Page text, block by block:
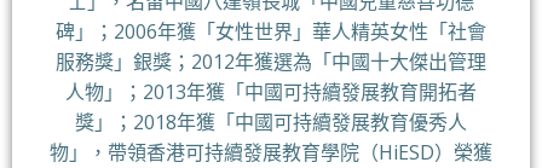
碑」；2006年獲「女性世界」華人精英女性「社會
服務獎」銀獎；2012年獲選為「中國十大傑出管理
人物」；2013年獲「中國可持續發展教育開拓者
獎」；2018年獲「中國可持續發展教育優秀人
物」，帶領香港可持續發展教育學院（HiESD）榮獲